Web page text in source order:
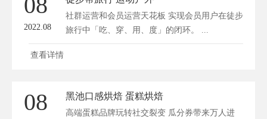
2022.08
社群运营和会员运营天花板 实现会员用户在徒步
旅行中「吃、穿、用、度」的闭环。 ...
查看详情
08 黑池口感烘焙 蛋糕烘焙
高端蛋糕品牌玩转社交裂变 瓜分券带来万人进